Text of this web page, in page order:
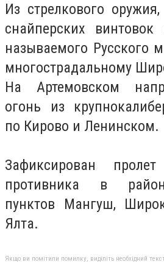
Из стрелкового
снайперских винтовок
называемого Русского
многострадальному
На Артемовском
огонь из
по Кирово и Ленинском.
Зафиксирован пролет
противника в
пунктов Мангуш,
Ялта.
Якщо ви помітили помилку, виділіть необхідний